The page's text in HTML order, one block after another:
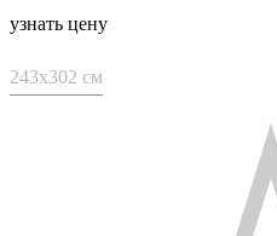
узнать цену
243x302 см